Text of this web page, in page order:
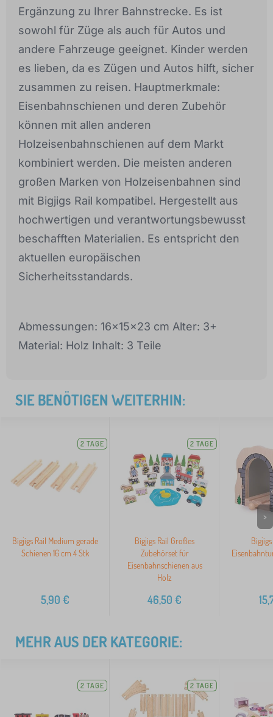
Ergänzung zu Ihrer Bahnstrecke. Es ist
sowohl für Züge als auch für Autos und
andere Fahrzeuge geeignet. Kinder werden
es lieben, da es Zügen und Autos hilft, sicher
zusammen zu reisen. Hauptmerkmale:
Eisenbahnschienen und deren Zubehör
können mit allen anderen
Holzeisenbahnschienen auf dem Markt
kombiniert werden. Die meisten anderen
großen Marken von Holzeisenbahnen sind
mit Bigjigs Rail kompatibel. Hergestellt aus
hochwertigen und verantwortungsbewusst
beschafften Materialien. Es entspricht den
aktuellen europäischen
Sicherheitsstandards.
Abmessungen: 16x15x23 cm Alter: 3+
Material: Holz Inhalt: 3 Teile
SIE BENÖTIGEN WEITERHIN:
2 TAGE
Bigjigs Rail Medium gerade
Schienen 16 cm 4 Stk
5,90 €
2 TAGE
Bigjigs Rail Großes
Zubehörset für
Eisenbahnschienen aus
Holz
46,50 €
>
MEHR AUS DER KATEGORIE:
2 TAGE 2 TAGE